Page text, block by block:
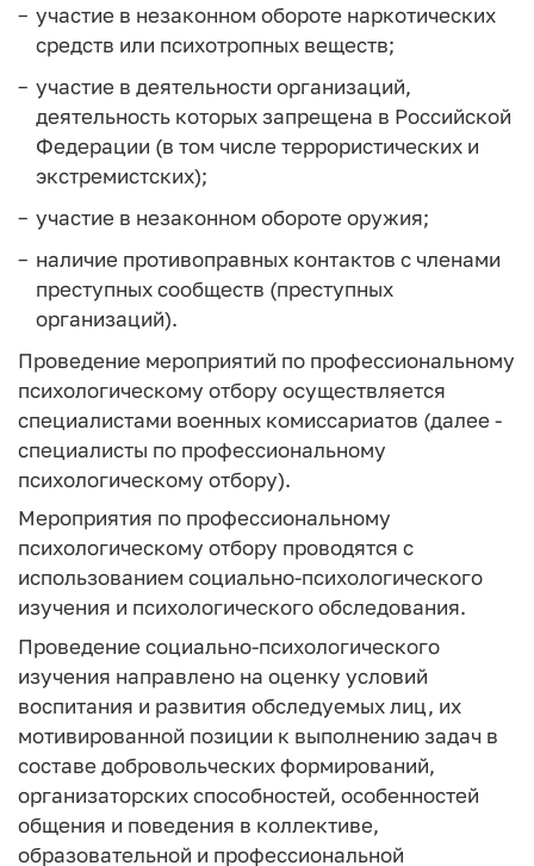
участие в незаконном обороте наркотических
средств или психотропных веществ;
участие в деятельности организаций,
деятельность которых запрещена в Российской
Федерации (в том числе террористических и
экстремистских);
участие в незаконном обороте оружия;
наличие противоправных контактов с членами
преступных сообществ (преступных
организаций).
Проведение мероприятий по профессиональному
психологическому отбору осуществляется
специалистами военных комиссариатов (далее -
специалисты по профессиональному
психологическому отбору).
Мероприятия по профессиональному
психологическому отбору проводятся с
использованием социально-психологического
изучения и психологического обследования.
Проведение социально-психологического
изучения направлено на оценку условий
воспитания и развития обследуемых лиц, их
мотивированной позиции к выполнению задач в
составе добровольческих формирований,
организаторских способностей, особенностей
общения и поведения в коллективе,
образовательной и профессиональной